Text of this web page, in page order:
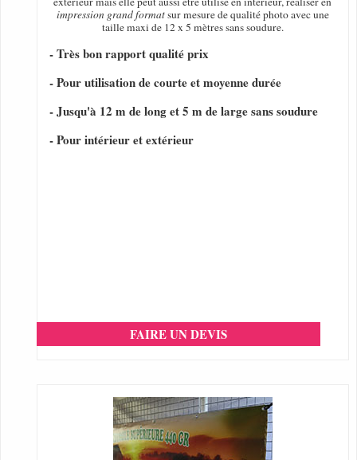
impression grand formatsur mesure de qualité photo avec une
taille maxi de 12 x 5 mètres sans soudure.
- Très bon rapport qualité prix
- Pour utilisation de courte et moyenne durée
- Jusqu'à 12 m de long et 5 m de large sans soudure
- Pour intérieur et extérieur
FAIRE UN DEVIS